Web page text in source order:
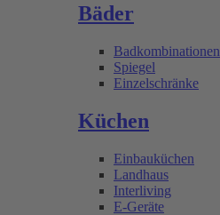
Bäder
Badkombinationen
Spiegel
Einzelschränke
Küchen
Einbauküchen
Landhaus
Interliving
E-Geräte